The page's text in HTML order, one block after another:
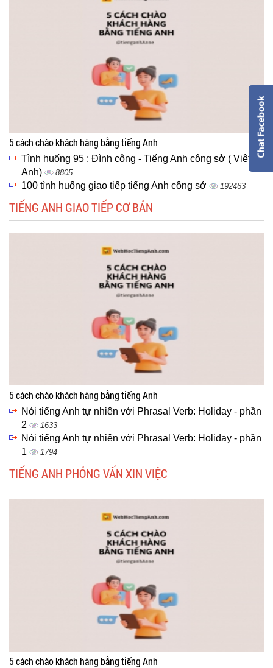
5 cách chào khách hàng bằng tiếng Anh
Tình huống 95 : Đình công - Tiếng Anh công sở ( Việt -
Anh)
8805
100 tình huống giao tiếp tiếng Anh công sở 192463
TIẾNG ANH GIAO TIẾP CƠ BẢN
5 cách chào khách hàng bằng tiếng Anh
Nói tiếng Anh tự nhiên với Phrasal Verb: Holiday - phần
2
1633
Nói tiếng Anh tự nhiên với Phrasal Verb: Holiday - phần
1
1794
TIẾNG ANH PHỎNG VẤN XIN VIỆC
5 cách chào khách hàng bằng tiếng Anh